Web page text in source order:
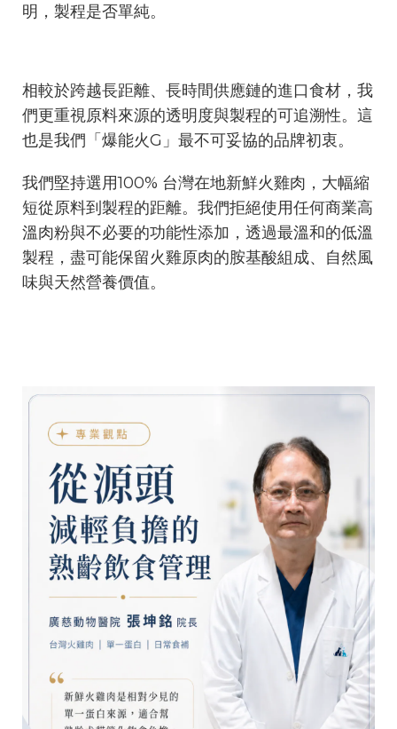
明，製程是否單純。
相較於跨越長距離、長時間供應鏈的進口食材，我
們更重視原料來源的透明度與製程的可追溯性。這
也是我們「爆能火G」最不可妥協的品牌初衷。
我們堅持選用100% 台灣在地新鮮火雞肉，大幅縮
短從原料到製程的距離。我們拒絕使用任何商業高
溫肉粉與不必要的功能性添加，透過最溫和的低溫
製程，盡可能保留火雞原肉的胺基酸組成、自然風
味與天然營養價值。